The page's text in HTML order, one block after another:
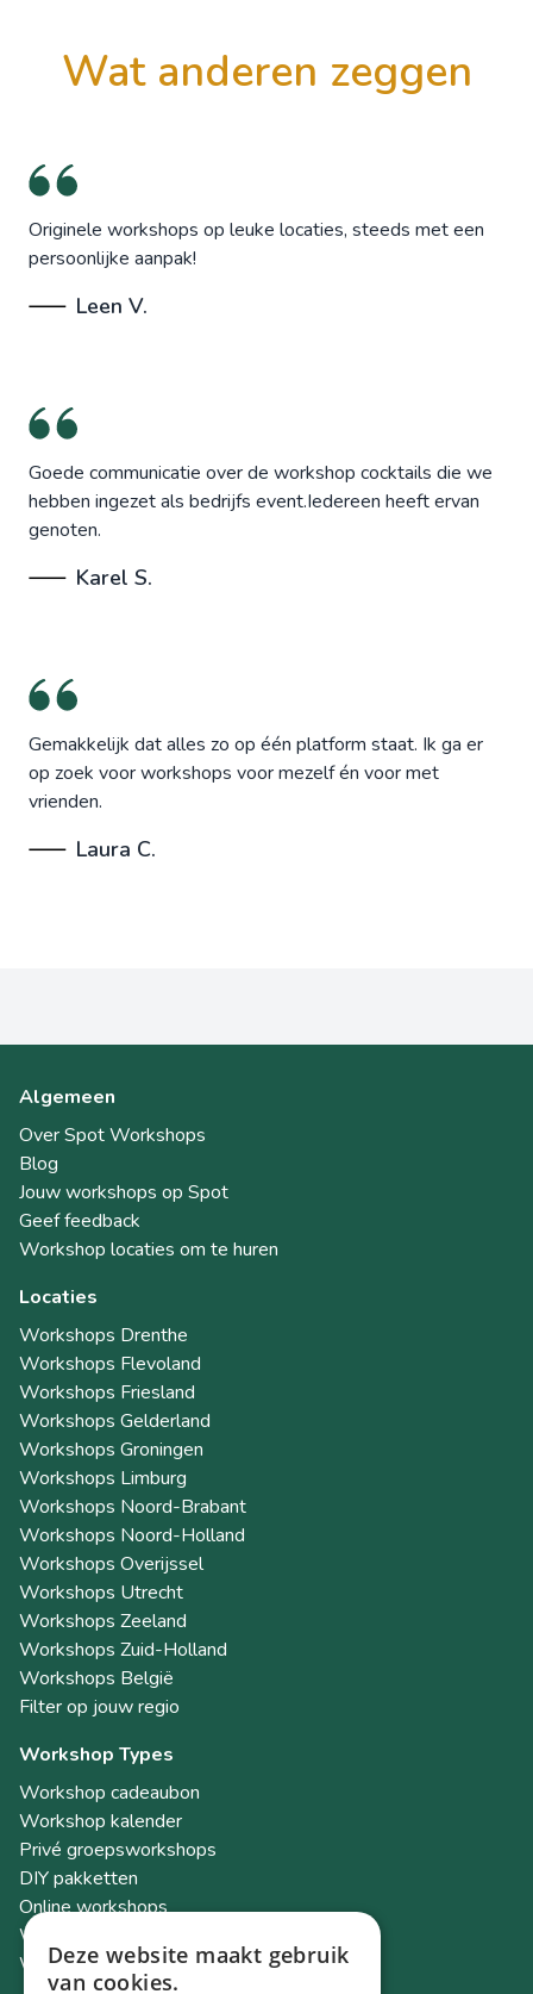
wat anderen zeggen
Originele workshops op leuke locaties, steeds met een
persoonlijke aanpak!
Leen V.
Goede communicatie over de workshop cocktails die we
hebben ingezet als bedrijfs event.Iedereen heeft ervan
genoten.
Karel S.
Gemakkelijk dat alles zo op één platform staat. Ik ga er
op zoek voor workshops voor mezelf én voor met
vrienden.
Laura C.
Algemeen
Over Spot Workshops
Blog
Jouw workshops op Spot
Geef feedback
Workshop locaties om te huren
Locaties
Workshops Drenthe
Workshops Flevoland
Workshops Friesland
Workshops Gelderland
Workshops Groningen
Workshops Limburg
Workshops Noord-Brabant
Workshops Noord-Holland
Workshops Overijssel
Workshops Utrecht
Workshops Zeeland
Workshops Zuid-Holland
Workshops België
Filter op jouw regio
Workshop Types
Workshop cadeaubon
Workshop kalender
Privé groepsworkshops
DIY pakketten
Online workshops
Workshops als teambuilding
Workshop Academy
Deze website maakt gebruik
van cookies.